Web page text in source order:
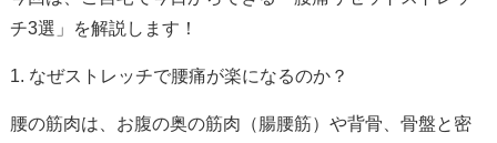
チ3選」を解説します！
1. なぜストレッチで腰痛が楽になるのか？
腰の筋肉は、お腹の奥の筋肉（腸腰筋）や背骨、骨盤と密